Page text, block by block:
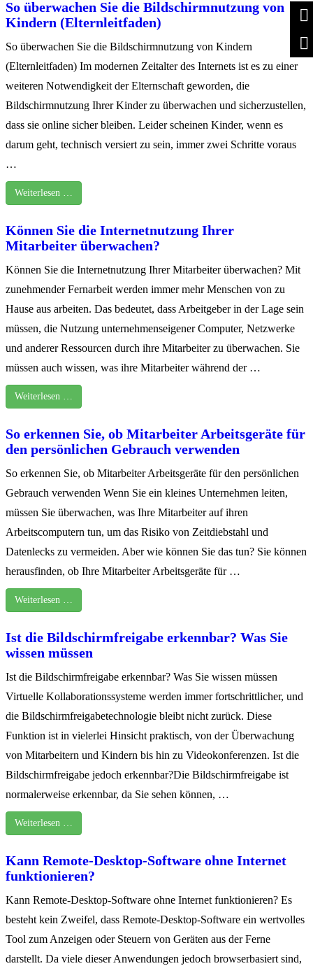
So überwachen Sie die Bildschirmnutzung von
Kindern (Elternleitfaden)
So überwachen Sie die Bildschirmnutzung von Kindern
(Elternleitfaden) Im modernen Zeitalter des Internets ist es zu einer
weiteren Notwendigkeit der Elternschaft geworden, die
Bildschirmnutzung Ihrer Kinder zu überwachen und sicherzustellen,
dass sie online sicher bleiben. Leider scheinen Kinder, wenn es
darum geht, technisch versiert zu sein, immer zwei Schritte voraus
…
Weiterlesen …
Können Sie die Internetnutzung Ihrer
Mitarbeiter überwachen?
Können Sie die Internetnutzung Ihrer Mitarbeiter überwachen? Mit
zunehmender Fernarbeit werden immer mehr Menschen von zu
Hause aus arbeiten. Das bedeutet, dass Arbeitgeber in der Lage sein
müssen, die Nutzung unternehmenseigener Computer, Netzwerke
und anderer Ressourcen durch ihre Mitarbeiter zu überwachen. Sie
müssen auch wissen, was ihre Mitarbeiter während der …
Weiterlesen …
So erkennen Sie, ob Mitarbeiter Arbeitsgeräte für
den persönlichen Gebrauch verwenden
So erkennen Sie, ob Mitarbeiter Arbeitsgeräte für den persönlichen
Gebrauch verwenden Wenn Sie ein kleines Unternehmen leiten,
müssen Sie überwachen, was Ihre Mitarbeiter auf ihren
Arbeitscomputern tun, um das Risiko von Zeitdiebstahl und
Datenlecks zu vermeiden. Aber wie können Sie das tun? Sie können
herausfinden, ob Ihre Mitarbeiter Arbeitsgeräte für …
Weiterlesen …
Ist die Bildschirmfreigabe erkennbar? Was Sie
wissen müssen
Ist die Bildschirmfreigabe erkennbar? Was Sie wissen müssen
Virtuelle Kollaborationssysteme werden immer fortschrittlicher, und
die Bildschirmfreigabetechnologie bleibt nicht zurück. Diese
Funktion ist in vielerlei Hinsicht praktisch, von der Überwachung
von Mitarbeitern und Kindern bis hin zu Videokonferenzen. Ist die
Bildschirmfreigabe jedoch erkennbar?Die Bildschirmfreigabe ist
normalerweise erkennbar, da Sie sehen können, …
Weiterlesen …
Kann Remote-Desktop-Software ohne Internet
funktionieren?
Kann Remote-Desktop-Software ohne Internet funktionieren? Es
besteht kein Zweifel, dass Remote-Desktop-Software ein wertvolles
Tool zum Anzeigen oder Steuern von Geräten aus der Ferne
darstellt. Da viele dieser Anwendungen jedoch browserbasiert sind,